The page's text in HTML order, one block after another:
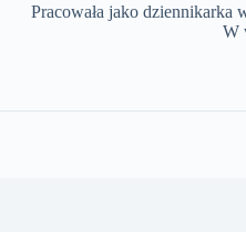
Pracowała jako dziennikarka
W